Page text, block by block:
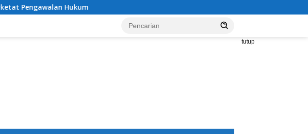
Hukum
tutup